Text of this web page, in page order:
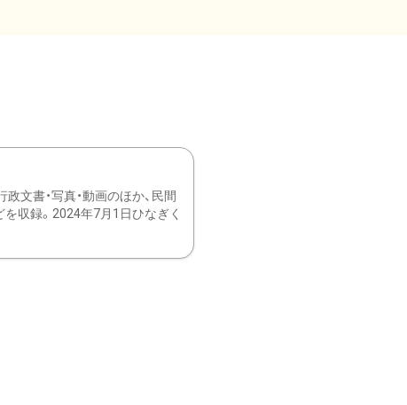
文書・写真・動画のほか、民間
収録。2024年7月1日ひなぎく